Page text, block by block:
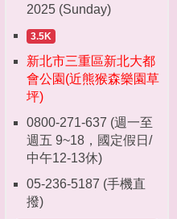
2025 (Sunday)
3.5K
新北市三重區新北大都
會公園(近熊猴森樂園草
坪)
0800-271-637 (週一至
週五 9~18，國定假日/
中午12-13休)
05-236-5187 (手機直
撥)